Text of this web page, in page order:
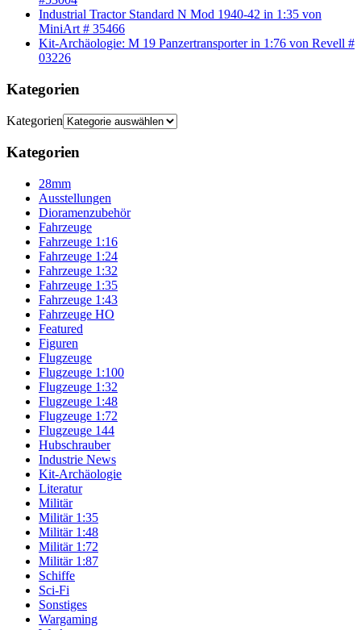
Industrial Tractor Standard N Mod 1940-42 in 1:35 von
MiniArt # 35466
Kit-Archäologie: M 19 Panzertransporter in 1:76 von Revell #
03226
Kategorien
Kategorien
Kategorien
28mm
Ausstellungen
Dioramenzubehör
Fahrzeuge
Fahrzeuge 1:16
Fahrzeuge 1:24
Fahrzeuge 1:32
Fahrzeuge 1:35
Fahrzeuge 1:43
Fahrzeuge HO
Featured
Figuren
Flugzeuge
Flugzeuge 1:100
Flugzeuge 1:32
Flugzeuge 1:48
Flugzeuge 1:72
Flugzeuge 144
Hubschrauber
Industrie News
Kit-Archäologie
Literatur
Militär
Militär 1:35
Militär 1:48
Militär 1:72
Militär 1:87
Schiffe
Sci-Fi
Sonstiges
Wargaming